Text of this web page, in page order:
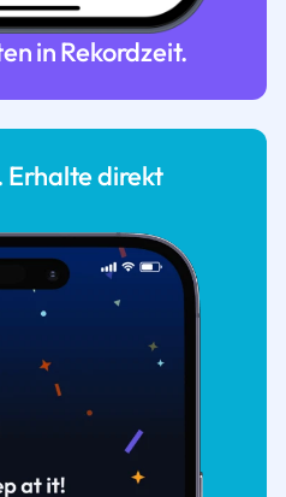
in Rekordzeit.
Erhalte direkt